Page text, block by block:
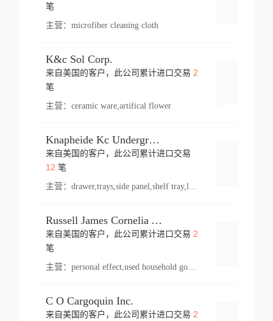
笔
主营： microfiber cleaning cloth
K&c Sol Corp.
来自美国的客户，此公司累计进口交易 2
笔
主营： ceramic ware,artifical flower
Knapheide Kc Underground
来自美国的客户，此公司累计进口交易
12 笔
主营：
Russell James Cornelia Arlington Va
来自美国的客户，此公司累计进口交易 2
笔
主营： personal effect,used household goods
C O Cargoquin Inc.
来自美国的客户，此公司累计进口交易 2